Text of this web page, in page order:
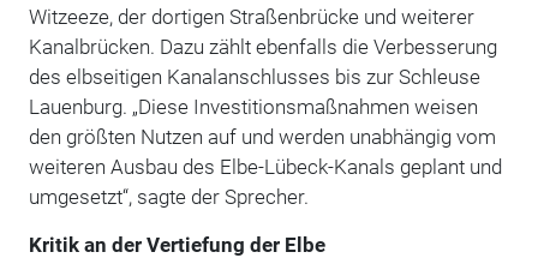
Witzeeze, der dortigen Straßenbrücke und weiterer
Kanalbrücken. Dazu zählt ebenfalls die Verbesserung
des elbseitigen Kanalanschlusses bis zur Schleuse
Lauenburg. „Diese Investitionsmaßnahmen weisen
den größten Nutzen auf und werden unabhängig vom
weiteren Ausbau des Elbe-Lübeck-Kanals geplant und
umgesetzt“, sagte der Sprecher.
Kritik an der Vertiefung der Elbe